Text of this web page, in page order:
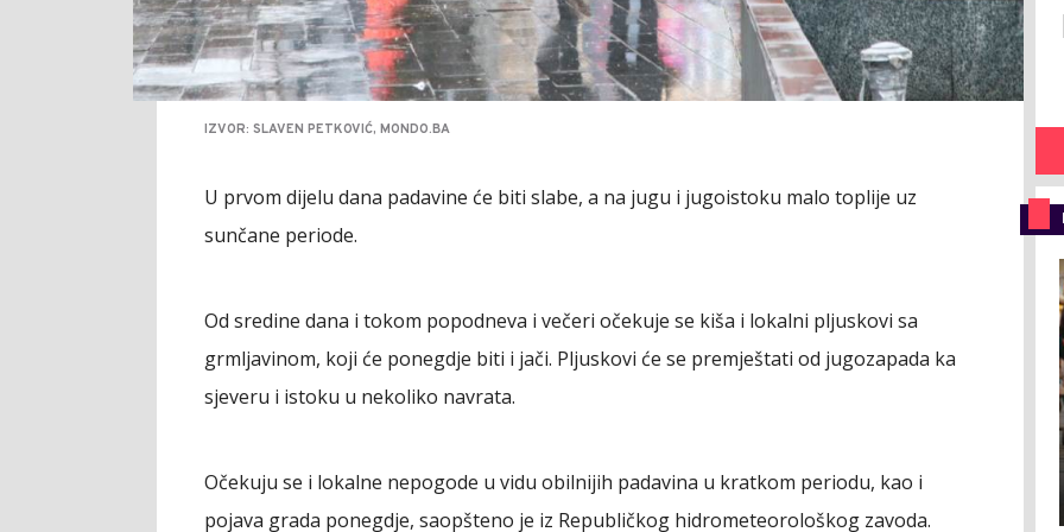
IZVOR: SLAVEN PETKOVIĆ, MONDO.BA
U prvom dijelu dana padavine će biti slabe, a na jugu i jugoistoku malo toplije uz
sunčane periode.
Od sredine dana i tokom popodneva i večeri očekuje se kiša i lokalni pljuskovi sa
grmljavinom, koji će ponegdje biti i jači. Pljuskovi će se premještati od jugozapada ka
sjeveru i istoku u nekoliko navrata.
Očekuju se i lokalne nepogode u vidu obilnijih padavina u kratkom periodu, kao i
pojava grada ponegdje, saopšteno je iz Republičkog hidrometeorološkog zavoda.